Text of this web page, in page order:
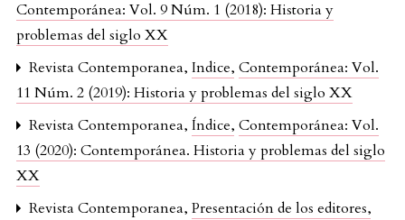
Contemporánea: Vol. 9 Núm. 1 (2018): Historia y
problemas del siglo XX
Revista Contemporanea, Indice, Contemporánea: Vol.
11 Núm. 2 (2019): Historia y problemas del siglo XX
Revista Contemporanea, Índice, Contemporánea: Vol.
13 (2020): Contemporánea. Historia y problemas del siglo
XX
Revista Contemporanea, Presentación de los editores,